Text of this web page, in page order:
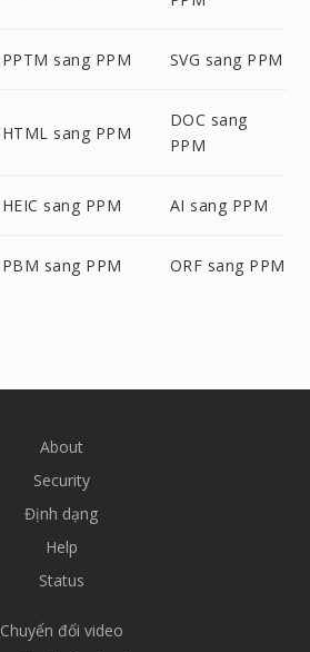
PPTM sang PPM SVG sang PPM
HTML sang PPM
DOC sang
PPM
HEIC sang PPM AI sang PPM
PBM sang PPM ORF sang PPM
About
Security
Định dạng
Help
Status
Chuyển đổi video